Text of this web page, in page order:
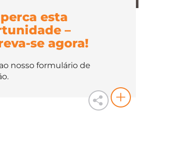
esta
–
se agora!
nosso formulário de